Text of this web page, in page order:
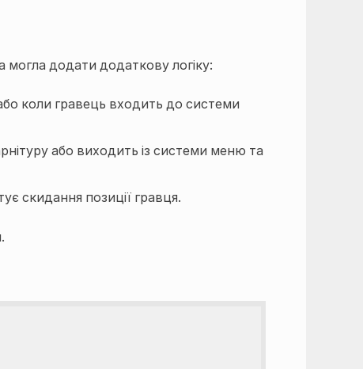
додати додаткову логіку:
коли гравець входить до системи
або виходить із системи меню та
скидання позиції гравця.